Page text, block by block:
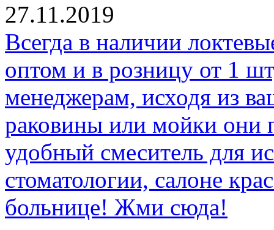
27.11.2019
Всегда в наличии
оптом и в розницу от 1
менеджерам, исходя из
раковины или мойки они
удобный смеситель для
стоматологии, салоне
больнице! Жми сюда!